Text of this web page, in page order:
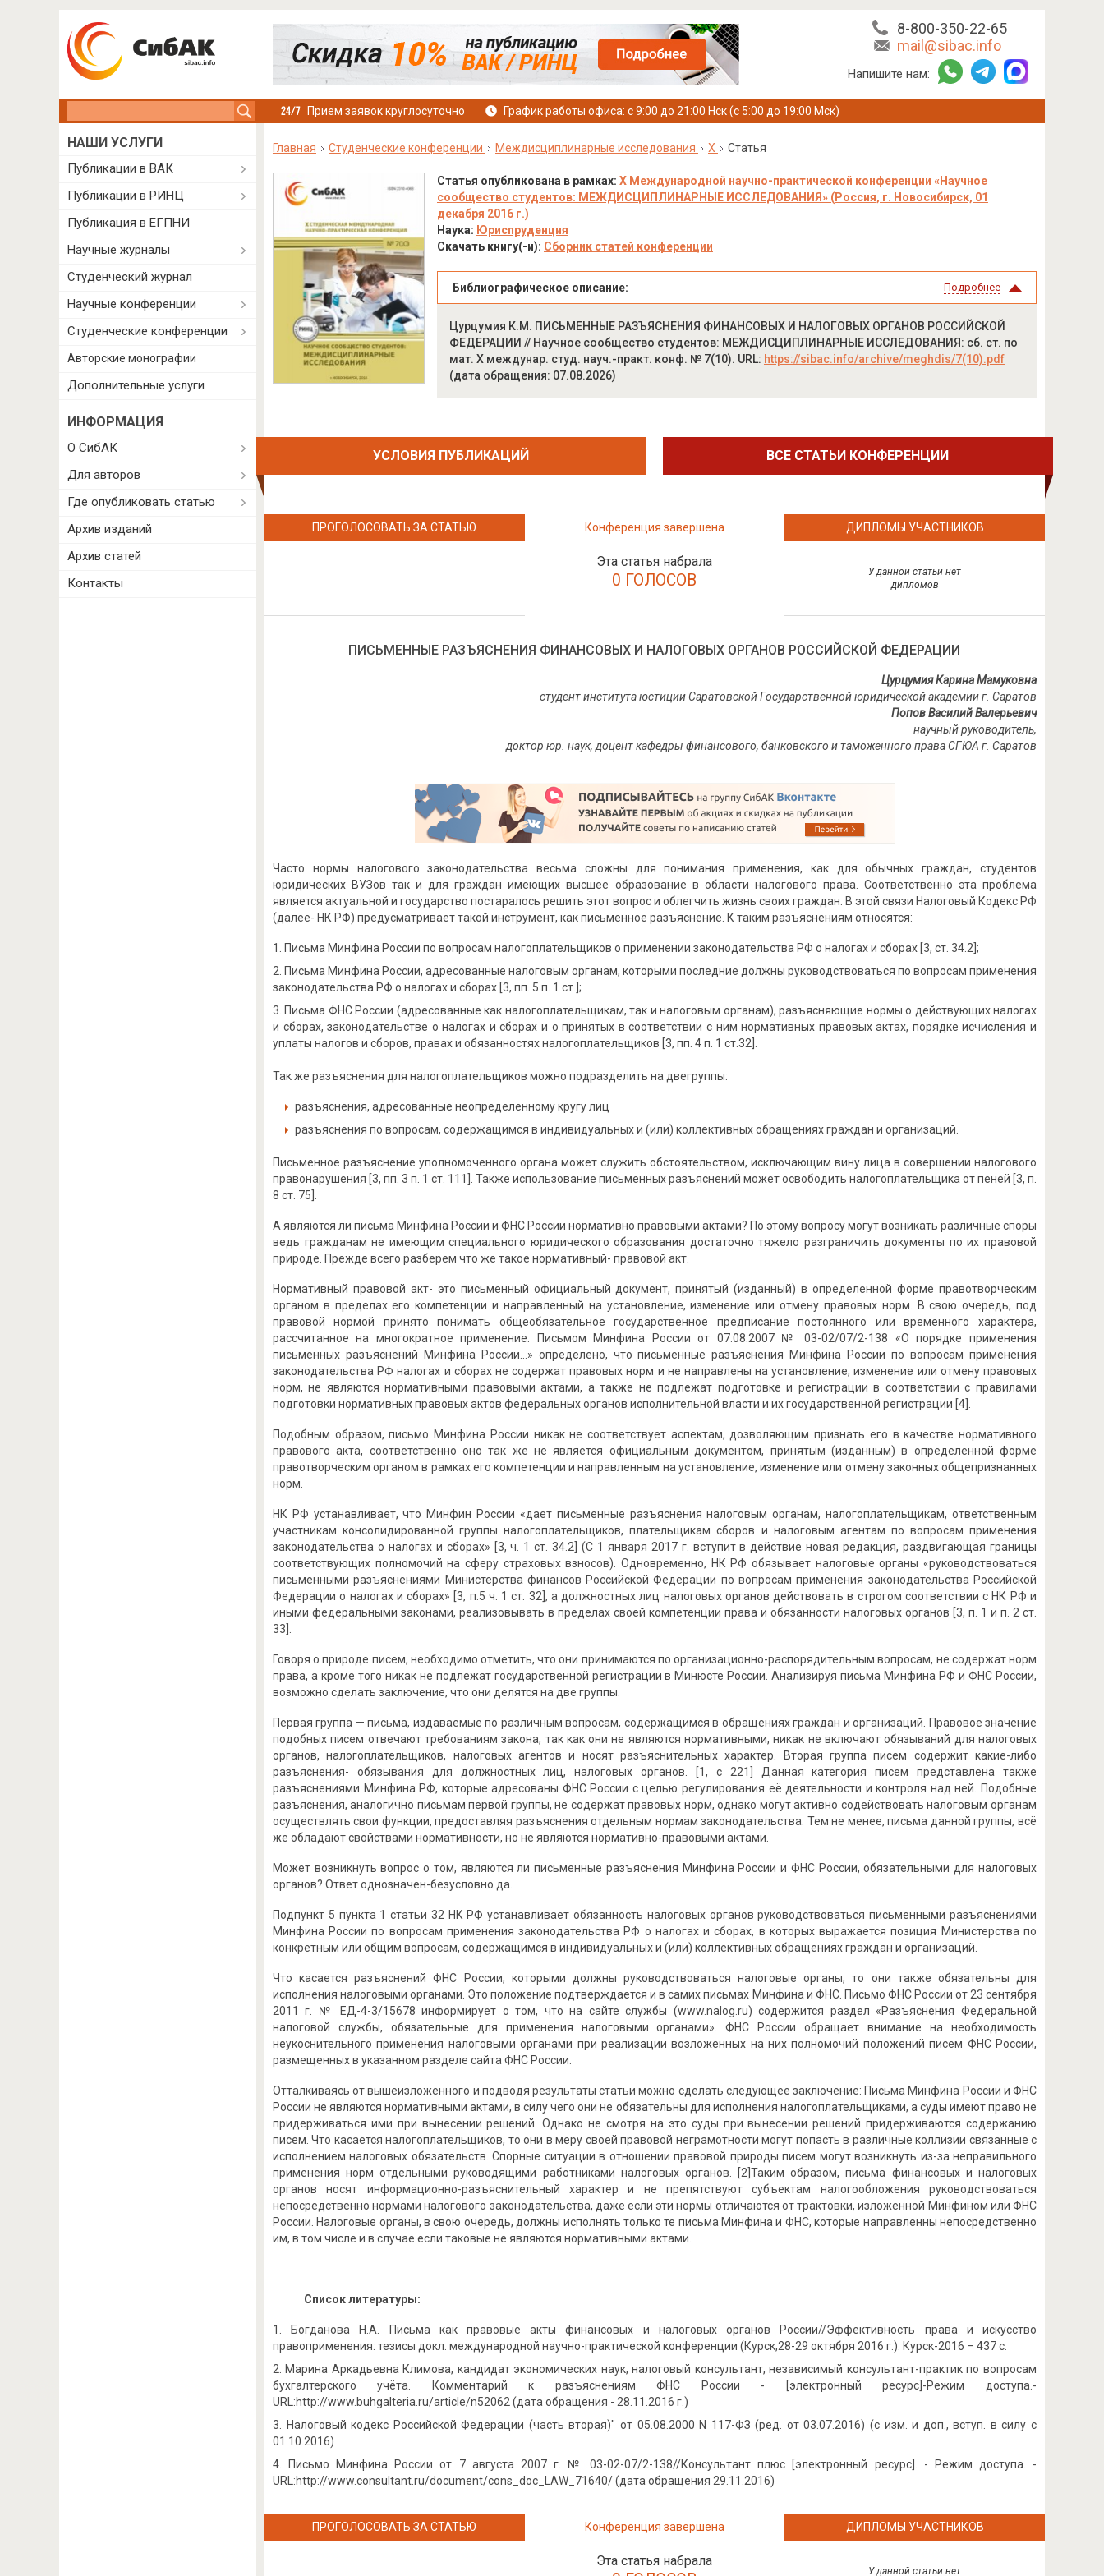
8-800-350-22-65
mail@sibac.info
Напишите нам:
Прием заявок круглосуточно График работы офиса: с 9:00 до 21:00 Нск (с 5:00 до 19:00 Мск)
Главная Студенческие конференции Междисциплинарные исследования X Статья
Статья опубликована в рамках: X Международной научно-практической конференции «Научное
сообщество студентов: МЕЖДИСЦИПЛИНАРНЫЕ ИССЛЕДОВАНИЯ» (Россия, г. Новосибирск, 01
декабря 2016 г.)
Наука: Юриспруденция
Скачать книгу(-и): Сборник статей конференции
Библиографическое описание: Подробнее
Цурцумия К.М. ПИСЬМЕННЫЕ РАЗЪЯСНЕНИЯ ФИНАНСОВЫХ И НАЛОГОВЫХ ОРГАНОВ РОССИЙСКОЙ
ФЕДЕРАЦИИ // Научное сообщество студентов: МЕЖДИСЦИПЛИНАРНЫЕ ИССЛЕДОВАНИЯ: сб. ст. по
мат. X междунар. студ. науч.-практ. конф. № 7(10). URL: https://sibac.info/archive/meghdis/7(10).pdf
(дата обращения: 07.08.2026)
УСЛОВИЯ ПУБЛИКАЦИЙ ВСЕ СТАТЬИ КОНФЕРЕНЦИИ
ПРОГОЛОСОВАТЬ ЗА СТАТЬЮ Конференция завершена
Эта статья набрала
0 ГОЛОСОВ
ДИПЛОМЫ УЧАСТНИКОВ
У данной статьи нет
дипломов
ПИСЬМЕННЫЕ РАЗЪЯСНЕНИЯ ФИНАНСОВЫХ И НАЛОГОВЫХ ОРГАНОВ РОССИЙСКОЙ ФЕДЕРАЦИИ
Цурцумия Карина Мамуковна
студент института юстиции Саратовской Государственной юридической академии г. Саратов
Попов Василий Валерьевич
научный руководитель,
доктор юр. наук, доцент кафедры финансового, банковского и таможенного права СГЮА г. Саратов
Часто нормы налогового законодательства весьма сложны для понимания применения, как для обычных граждан, студентов
юридических ВУЗов так и для граждан имеющих высшее образование в области налогового права. Соответственно эта проблема
является актуальной и государство постаралось решить этот вопрос и облегчить жизнь своих граждан. В этой связи Налоговый Кодекс РФ
(далее- НК РФ) предусматривает такой инструмент, как письменное разъяснение. К таким разъяснениям относятся:
Письма Минфина России по вопросам налогоплательщиков о применении законодательства РФ о налогах и сборах [3, ст. 34.2];
Письма Минфина России, адресованные налоговым органам, которыми последние должны руководствоваться по вопросам применения
законодательства РФ о налогах и сборах [3, пп. 5 п. 1 ст.];
Письма ФНС России (адресованные как налогоплательщикам, так и налоговым органам), разъясняющие нормы о действующих налогах
и сборах, законодательстве о налогах и сборах и о принятых в соответствии с ним нормативных правовых актах, порядке исчисления и
уплаты налогов и сборов, правах и обязанностях налогоплательщиков [3, пп. 4 п. 1 ст.32].
Так же разъяснения для налогоплательщиков можно подразделить на двегруппы:
разъяснения, адресованные неопределенному кругу лиц
разъяснения по вопросам, содержащимся в индивидуальных и (или) коллективных обращениях граждан и организаций.
Письменное разъяснение уполномоченного органа может служить обстоятельством, исключающим вину лица в совершении налогового
правонарушения [3, пп. 3 п. 1 ст. 111]. Также использование письменных разъяснений может освободить налогоплательщика от пеней [3, п.
8 ст. 75].
А являются ли письма Минфина России и ФНС России нормативно правовыми актами? По этому вопросу могут возникать различные споры
ведь гражданам не имеющим специального юридического образования достаточно тяжело разграничить документы по их правовой
природе. Прежде всего разберем что же такое нормативный- правовой акт.
Нормативный правовой акт- это письменный официальный документ, принятый (изданный) в определенной форме правотворческим
органом в пределах его компетенции и направленный на установление, изменение или отмену правовых норм. В свою очередь, под
правовой нормой принято понимать общеобязательное государственное предписание постоянного или временного характера,
рассчитанное на многократное применение. Письмом Минфина России от 07.08.2007 № 03-02/07/2-138 «О порядке применения
письменных разъяснений Минфина России…» определено, что письменные разъяснения Минфина России по вопросам применения
законодательства РФ налогах и сборах не содержат правовых норм и не направлены на установление, изменение или отмену правовых
норм, не являются нормативными правовыми актами, а также не подлежат подготовке и регистрации в соответствии с правилами
подготовки нормативных правовых актов федеральных органов исполнительной власти и их государственной регистрации [4].
Подобным образом, письмо Минфина России никак не соответствует аспектам, дозволяющим признать его в качестве нормативного
правового акта, соответственно оно так же не является официальным документом, принятым (изданным) в определенной форме
правотворческим органом в рамках его компетенции и направленным на установление, изменение или отмену законных общепризнанных
норм.
НК РФ устанавливает, что Минфин России «дает письменные разъяснения налоговым органам, налогоплательщикам, ответственным
участникам консолидированной группы налогоплательщиков, плательщикам сборов и налоговым агентам по вопросам применения
законодательства о налогах и сборах» [3, ч. 1 ст. 34.2] (С 1 января 2017 г. вступит в действие новая редакция, раздвигающая границы
соответствующих полномочий на сферу страховых взносов). Одновременно, НК РФ обязывает налоговые органы «руководствоваться
письменными разъяснениями Министерства финансов Российской Федерации по вопросам применения законодательства Российской
Федерации о налогах и сборах» [3, п.5 ч. 1 ст. 32], а должностных лиц налоговых органов действовать в строгом соответствии с НК РФ и
иными федеральными законами, реализовывать в пределах своей компетенции права и обязанности налоговых органов [3, п. 1 и п. 2 ст.
33].
Говоря о природе писем, необходимо отметить, что они принимаются по организационно-распорядительным вопросам, не содержат норм
права, а кроме того никак не подлежат государственной регистрации в Минюсте России. Анализируя письма Минфина РФ и ФНС России,
возможно сделать заключение, что они делятся на две группы.
Первая группа — письма, издаваемые по различным вопросам, содержащимся в обращениях граждан и организаций. Правовое значение
подобных писем отвечают требованиям закона, так как они не являются нормативными, никак не включают обязываний для налоговых
органов, налогоплательщиков, налоговых агентов и носят разъяснительных характер. Вторая группа писем содержит какие-либо
разъяснения- обязывания для должностных лиц, налоговых органов. [1, с 221] Данная категория писем представлена также
разъяснениями Минфина РФ, которые адресованы ФНС России с целью регулирования её деятельности и контроля над ней. Подобные
разъяснения, аналогично письмам первой группы, не содержат правовых норм, однако могут активно содействовать налоговым органам
осуществлять свои функции, предоставляя разъяснения отдельным нормам законодательства. Тем не менее, письма данной группы, всё
же обладают свойствами нормативности, но не являются нормативно-правовыми актами.
Может возникнуть вопрос о том, являются ли письменные разъяснения Минфина России и ФНС России, обязательными для налоговых
органов? Ответ однозначен-безусловно да.
Подпункт 5 пункта 1 статьи 32 НК РФ устанавливает обязанность налоговых органов руководствоваться письменными разъяснениями
Минфина России по вопросам применения законодательства РФ о налогах и сборах, в которых выражается позиция Министерства по
конкретным или общим вопросам, содержащимся в индивидуальных и (или) коллективных обращениях граждан и организаций.
Что касается разъяснений ФНС России, которыми должны руководствоваться налоговые органы, то они также обязательны для
исполнения налоговыми органами. Это положение подтверждается и в самих письмах Минфина и ФНС. Письмо ФНС России от 23 сентября
2011 г. № ЕД-4-3/15678 информирует о том, что на сайте службы (www.nalog.ru) содержится раздел «Разъяснения Федеральной
налоговой службы, обязательные для применения налоговыми органами». ФНС России обращает внимание на необходимость
неукоснительного применения налоговыми органами при реализации возложенных на них полномочий положений писем ФНС России,
размещенных в указанном разделе сайта ФНС России.
Отталкиваясь от вышеизложенного и подводя результаты статьи можно сделать следующее заключение: Письма Минфина России и ФНС
России не являются нормативными актами, в силу чего они не обязательны для исполнения налогоплательщиками, а суды имеют право не
придерживаться ими при вынесении решений. Однако не смотря на это суды при вынесении решений придерживаются содержанию
писем. Что касается налогоплательщиков, то они в меру своей правовой неграмотности могут попасть в различные коллизии связанные с
исполнением налоговых обязательств. Спорные ситуации в отношении правовой природы писем могут возникнуть из-за неправильного
применения норм отдельными руководящими работниками налоговых органов. [2]Таким образом, письма финансовых и налоговых
органов носят информационно-разъяснительный характер и не препятствуют субъектам налогообложения руководствоваться
непосредственно нормами налогового законодательства, даже если эти нормы отличаются от трактовки, изложенной Минфином или ФНС
России. Налоговые органы, в свою очередь, должны исполнять только те письма Минфина и ФНС, которые направленны непосредственно
им, в том числе и в случае если таковые не являются нормативными актами.
Список литературы:
Богданова Н.А. Письма как правовые акты финансовых и налоговых органов России//Эффективность права и искусство
правоприменения: тезисы докл. международной научно-практической конференции (Курск,28-29 октября 2016 г.). Курск-2016 – 437 с.
Марина Аркадьевна Климова, кандидат экономических наук, налоговый консультант, независимый консультант-практик по вопросам
бухгалтерского учёта. Комментарий к разъяснениям ФНС России - [электронный ресурс]-Режим доступа.-
URL:http://www.buhgalteria.ru/article/n52062 (дата обращения - 28.11.2016 г.)
Налоговый кодекс Российской Федерации (часть вторая)" от 05.08.2000 N 117-ФЗ (ред. от 03.07.2016) (с изм. и доп., вступ. в силу с
01.10.2016)
Письмо Минфина России от 7 августа 2007 г. № 03-02-07/2-138//Консультант плюс [электронный ресурс]. - Режим доступа. -
URL:http://www.consultant.ru/document/cons_doc_LAW_71640/ (дата обращения 29.11.2016)
ПРОГОЛОСОВАТЬ ЗА СТАТЬЮ Конференция завершена
Эта статья набрала
ДИПЛОМЫ УЧАСТНИКОВ
У данной статьи нет
НАШИ УСЛУГИ
Публикации в ВАК
Публикации в РИНЦ
Публикация в ЕГПНИ
Научные журналы
Студенческий журнал
Научные конференции
Студенческие конференции
Авторские монографии
Дополнительные услуги
ИНФОРМАЦИЯ
О СибАК
Для авторов
Где опубликовать статью
Архив изданий
Архив статей
Контакты